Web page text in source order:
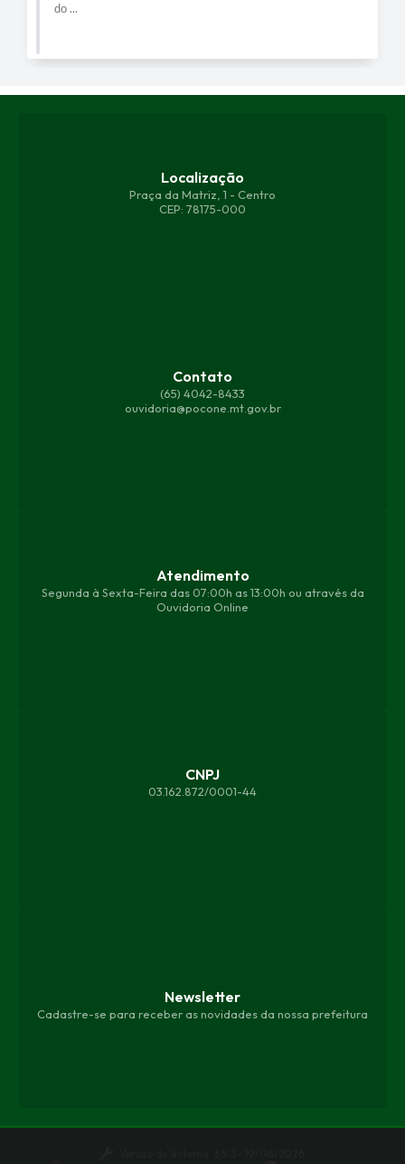
do ...
Localização
Praça da Matriz, 1 - Centro
CEP: 78175-000
Contato
(65) 4042-8433
ouvidoria@pocone.mt.gov.br
Atendimento
Segunda à Sexta-Feira das 07:00h as 13:00h ou através da
Ouvidoria Online
CNPJ
03.162.872/0001-44
Newsletter
Cadastre-se para receber as novidades da nossa prefeitura